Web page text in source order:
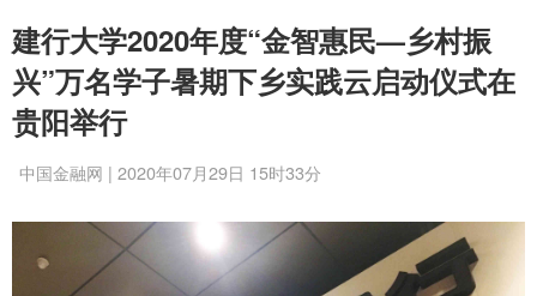
建行大学2020年度“金智惠民—乡村振
兴”万名学子暑期下乡实践云启动仪式在
贵阳举行
中国金融网 | 2020年07月29日 15时33分